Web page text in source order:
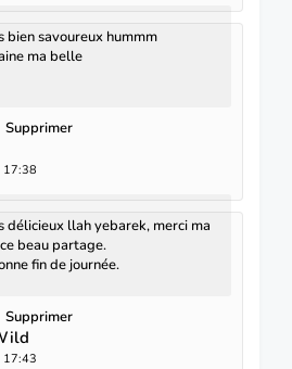
bien savoureux hummm
ma belle
Supprimer
17:38
délicieux llah yebarek, merci ma
beau partage.
fin de journée.
Supprimer
17:43